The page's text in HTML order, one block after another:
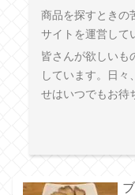
商品を探すときの
サイトを運営して
皆さんが欲しいも
しています。日々
せはいつでもお待